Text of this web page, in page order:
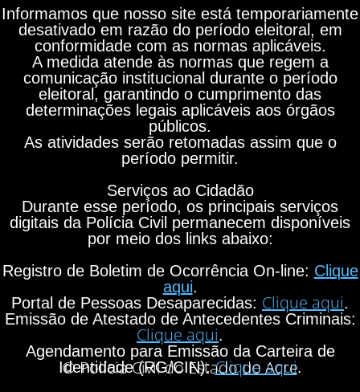
Informamos que nosso site está temporariamente
desativado em razão do período eleitoral, em
conformidade com as normas aplicáveis.
A medida atende às normas que regem a
comunicação institucional durante o período
eleitoral, garantindo o cumprimento das
determinações legais aplicáveis aos órgãos
públicos.
As atividades serão retomadas assim que o
período permitir.
Serviços ao Cidadão
Durante esse período, os principais serviços
digitais da Polícia Civil permanecem disponíveis
por meio dos links abaixo:
Registro de Boletim de Ocorrência On-line: Clique
aqui.
Portal de Pessoas Desaparecidas: Clique aqui.
Emissão de Atestado de Antecedentes Criminais:
Clique aqui.
Agendamento para Emissão da Carteira de
Identidade (RG/CIN):Clique aqui.
© Polícia Civil do Estado do Acre